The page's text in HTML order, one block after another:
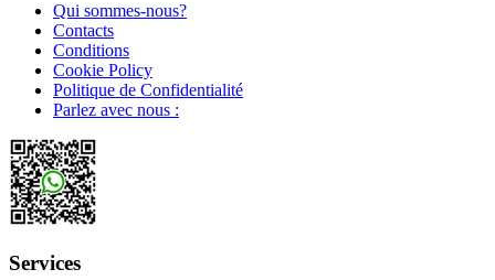
Qui sommes-nous?
Contacts
Conditions
Cookie Policy
Politique de Confidentialité
Parlez avec nous :
Services